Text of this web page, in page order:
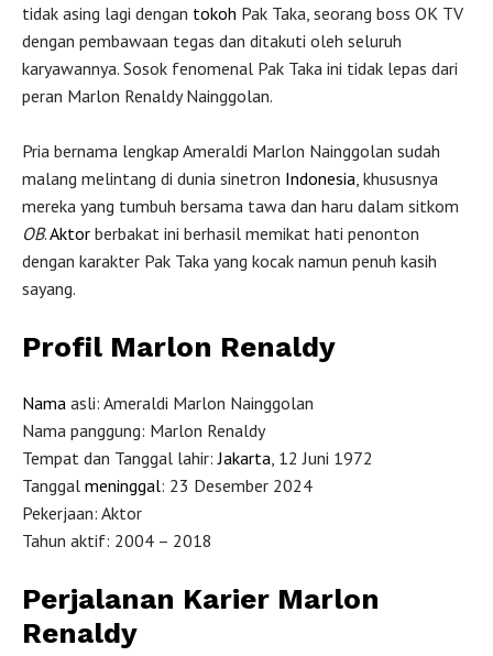
tidak asing lagi dengan tokoh Pak Taka, seorang boss OK TV
dengan pembawaan tegas dan ditakuti oleh seluruh
karyawannya. Sosok fenomenal Pak Taka ini tidak lepas dari
peran Marlon Renaldy Nainggolan.
Pria bernama lengkap Ameraldi Marlon Nainggolan sudah
malang melintang di dunia sinetron Indonesia , khususnya
mereka yang tumbuh bersama tawa dan haru dalam sitkom
OB.Aktor berbakat ini berhasil memikat hati penonton
dengan karakter Pak Taka yang kocak namun penuh kasih
sayang.
Profil Marlon Renaldy
Nama asli: Ameraldi Marlon Nainggolan
Nama panggung: Marlon Renaldy
Tempat dan Tanggal lahir:Jakarta , 12 Juni 1972
Tanggal meninggal: 23 Desember 2024
Pekerjaan: Aktor
Tahun aktif: 2004 – 2018
Perjalanan Karier Marlon
Renaldy